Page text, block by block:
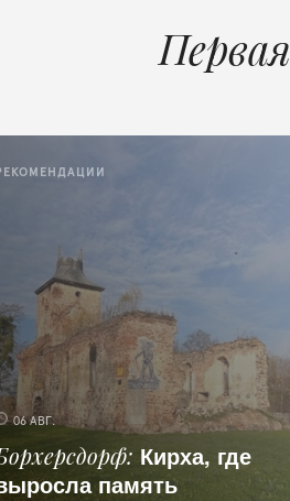
Первая
06 АВГ.
Кирха, где
память